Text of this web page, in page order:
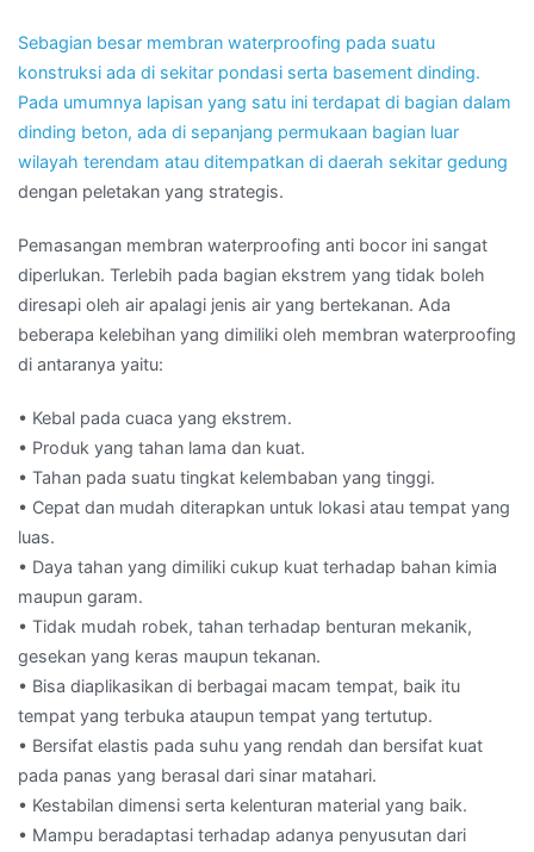
Sebagian besar membran waterproofing pada suatu
konstruksi ada di sekitar pondasi serta basement dinding.
Pada umumnya lapisan yang satu ini terdapat di bagian dalam
dinding beton, ada di sepanjang permukaan bagian luar
wilayah terendam atau ditempatkan di daerah sekitar gedung
dengan peletakan yang strategis.
Pemasangan membran waterproofing anti bocor ini sangat
diperlukan. Terlebih pada bagian ekstrem yang tidak boleh
diresapi oleh air apalagi jenis air yang bertekanan. Ada
beberapa kelebihan yang dimiliki oleh membran waterproofing
di antaranya yaitu:
• Kebal pada cuaca yang ekstrem.
• Produk yang tahan lama dan kuat.
• Tahan pada suatu tingkat kelembaban yang tinggi.
• Cepat dan mudah diterapkan untuk lokasi atau tempat yang
luas.
• Daya tahan yang dimiliki cukup kuat terhadap bahan kimia
maupun garam.
• Tidak mudah robek, tahan terhadap benturan mekanik,
gesekan yang keras maupun tekanan.
• Bisa diaplikasikan di berbagai macam tempat, baik itu
tempat yang terbuka ataupun tempat yang tertutup.
• Bersifat elastis pada suhu yang rendah dan bersifat kuat
pada panas yang berasal dari sinar matahari.
• Kestabilan dimensi serta kelenturan material yang baik.
• Mampu beradaptasi terhadap adanya penyusutan dari